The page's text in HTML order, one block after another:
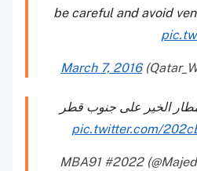
be careful and avoid
March 7, 2016
الخير على جنوب قطر
pic.twitter.com/